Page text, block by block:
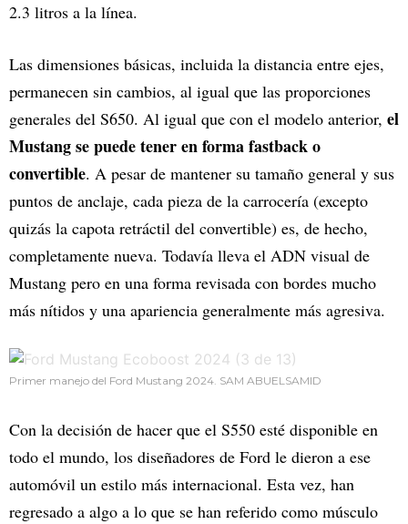
2.3 litros a la línea.
Las dimensiones básicas, incluida la distancia entre ejes,
permanecen sin cambios, al igual que las proporciones
generales del S650. Al igual que con el modelo anterior, el
Mustang se puede tener en forma fastback o
convertible. A pesar de mantener su tamaño general y sus
puntos de anclaje, cada pieza de la carrocería (excepto
quizás la capota retráctil del convertible) es, de hecho,
completamente nueva. Todavía lleva el ADN visual de
Mustang pero en una forma revisada con bordes mucho
más nítidos y una apariencia generalmente más agresiva.
Primer manejo del Ford Mustang 2024. SAM ABUELSAMID
Con la decisión de hacer que el S550 esté disponible en
todo el mundo, los diseñadores de Ford le dieron a ese
automóvil un estilo más internacional. Esta vez, han
regresado a algo a lo que se han referido como músculo